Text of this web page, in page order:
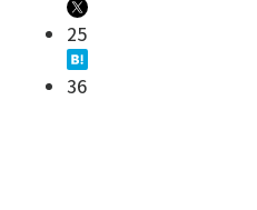
25
36